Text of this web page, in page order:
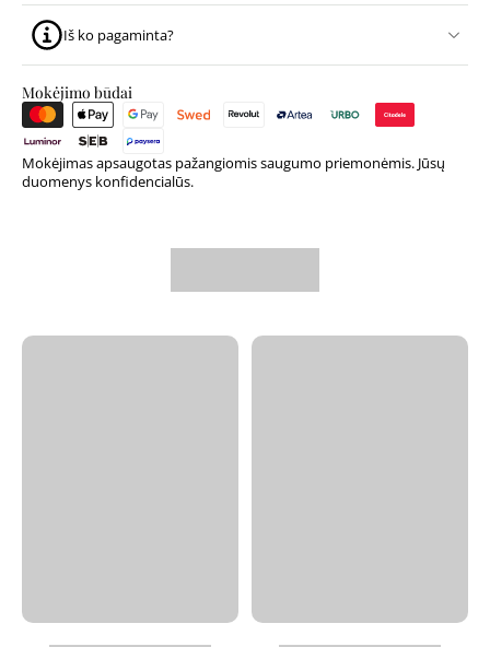
Iš ko pagaminta?
Mokėjimo būdai
Mokėjimas apsaugotas pažangiomis saugumo priemonėmis. Jūsų
duomenys konfidencialūs.